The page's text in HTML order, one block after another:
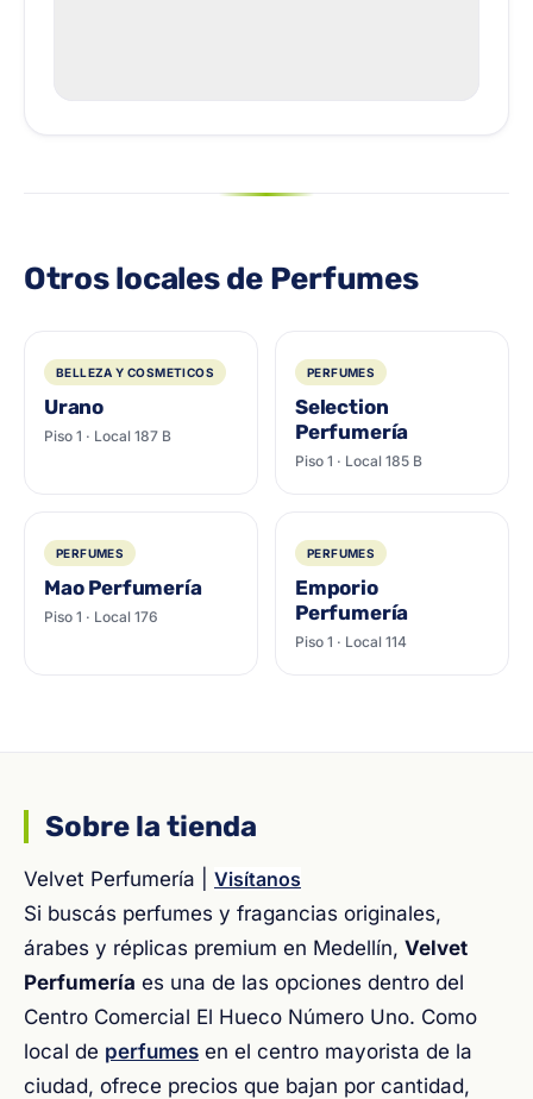
Otros locales de Perfumes
BELLEZA Y COSMETICOS
Urano
Piso 1 · Local 187 B
PERFUMES
Selection
Perfumería
Piso 1 · Local 185 B
PERFUMES
Mao Perfumería
Piso 1 · Local 176
PERFUMES
Emporio
Perfumería
Piso 1 · Local 114
Sobre la tienda
Velvet Perfumería | Visítanos
Si buscás perfumes y fragancias originales,
árabes y réplicas premium en Medellín, Velvet
Perfumería es una de las opciones dentro del
Centro Comercial El Hueco Número Uno. Como
local de perfumes en el centro mayorista de la
ciudad, ofrece precios que bajan por cantidad,